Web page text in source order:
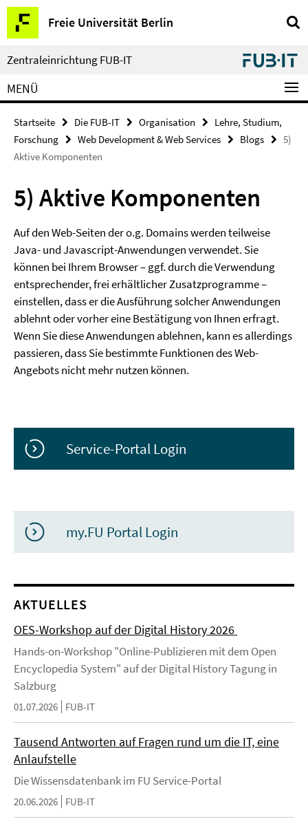
Springe
direkt
zu
Inhalt
Freie Universität Berlin
Service-
Navigation
Zentraleinrichtung FUB-IT
MENÜ
Startseite Die FUB-IT Organisation
Lehre, Studium,
Forschung
Web Development & Web Services Blogs
5)
Aktive Komponenten
5) Aktive Komponenten
Auf den Web-Seiten der o.g. Domains werden teilweise
Java- und Javascript-Anwendungen verwendet. Sie
können bei Ihrem Browser – ggf. durch die Verwendung
entsprechender, frei erhältlicher Zusatzprogramme –
einstellen, dass er die Ausführung solcher Anwendungen
ablehnt oder vorher eine Bestätigung von Ihnen erfragt.
Wenn Sie diese Anwendungen ablehnen, kann es allerdings
passieren, dass Sie bestimmte Funktionen des Web-
Angebots nicht mehr nutzen können.
Service-Portal Login
my.FU Portal Login
AKTUELLES
OES-Workshop auf der Digital History 2026
Hands-on-Workshop "Online-Publizieren mit dem Open
Encyclopedia System" auf der Digital History Tagung in
Salzburg
01.07.2026 FUB-IT
Tausend Antworten auf Fragen rund um die IT, eine
Anlaufstelle
Die Wissensdatenbank im FU Service-Portal
20.06.2026 FUB-IT